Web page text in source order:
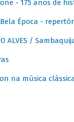
- 175 anos de
Bela Época -
ALVES /
na música